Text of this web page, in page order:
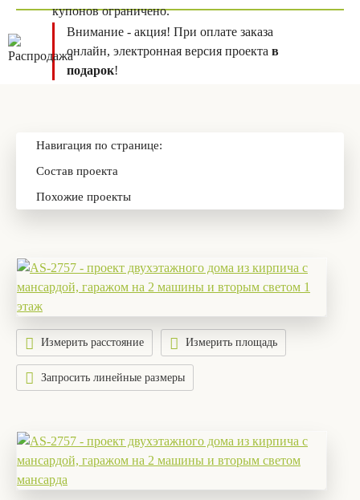
купонов ограничено.
Внимание - акция! При оплате заказа
онлайн, электронная версия проекта в
подарок!
Навигация по странице:
Состав проекта
Похожие проекты
Измерить расстояние Измерить площадь
Запросить линейные размеры